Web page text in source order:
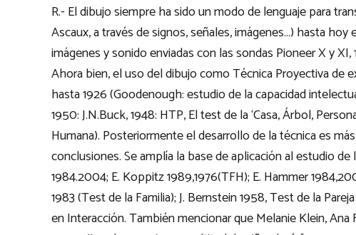
R.- El dibujo siempre ha sido un modo de lenguaje para
Ascaux, a través de signos, señales, imágenes…) hasta
imágenes y sonido enviadas con las sondas Pioneer X y
Ahora bien, el uso del dibujo como Técnica Proyectiva de
hasta 1926 (Goodenough: estudio de la capacidad
1950: J.N.Buck, 1948: HTP, El test de la ‘Casa, Árbol,
Humana). Posteriormente el desarrollo de la técnica es
conclusiones. Se amplía la base de aplicación al estudio de
1984.2004; E. Koppitz 1989,1976(TFH); E. Hammer
1983 (Test de la Familia); J. Bernstein 1958, Test de la
en Interacción. También mencionar que Melanie Klein,